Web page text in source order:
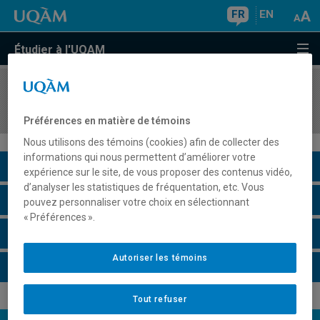
FR EN
Étudier à l'UQAM
COURS//
Description du cours
Horaire - Été 2026
Préférences en matière de témoins
Nous utilisons des témoins (cookies) afin de collecter des
informations qui nous permettent d’améliorer votre
expérience sur le site, de vous proposer des contenus vidéo,
d’analyser les statistiques de fréquentation, etc. Vous
pouvez personnaliser votre choix en sélectionnant
« Préférences ».
Tout refuser
Autoriser les témoins